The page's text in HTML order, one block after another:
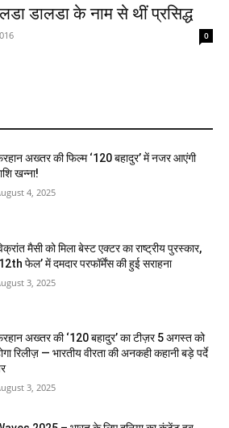
डालडा के नाम से थीं प्रसिद्ध
0
अख्तर की फिल्म ‘120 बहादुर’ में नजर आएंगी
खन्ना!
4, 2025
मैसी को मिला बेस्ट एक्टर का राष्ट्रीय पुरस्कार,
फेल’ में दमदार परफॉर्मेंस की हुई सराहना
3, 2025
अख्तर की ‘120 बहादुर’ का टीज़र 5 अगस्त को
रिलीज़ — भारतीय वीरता की अनकही कहानी बड़े पर्दे
3, 2025